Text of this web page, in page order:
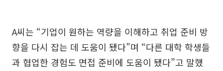
A씨는 “기업이 원하는 역량을 이해하고 취업 준비 방
향을 다시 잡는 데 도움이 됐다”며 “다른 대학 학생들
과 협업한 경험도 면접 준비에 도움이 됐다”고 말했